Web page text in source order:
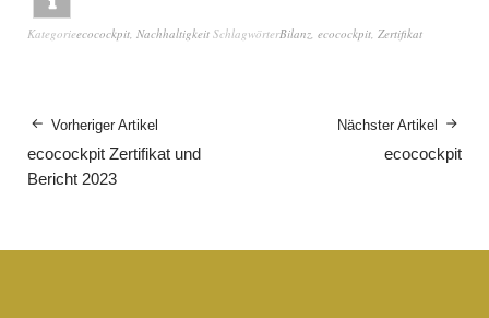
Kategorieecocockpit Nachhaltigkeit SchlagwörterBilanz ecocockpit Zertifikat
Vorheriger Artikel
ecocockpit Zertifikat und
Bericht 2023
Nächster Artikel
ecocockpit